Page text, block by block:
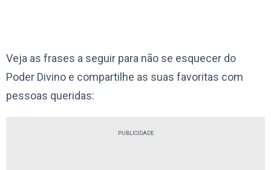
Veja as frases a seguir para não se esquecer do
Poder Divino e compartilhe as suas favoritas com
pessoas queridas:
PUBLICIDADE